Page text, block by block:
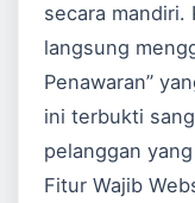
secara mandiri.
langsung
Penawaran”
ini terbukti
pelanggan
Fitur Wajib